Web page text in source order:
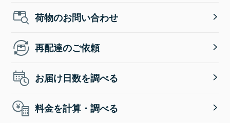
荷物のお問い合わせ
再配達のご依頼
お届け日数を調べる
料金を計算・調べる